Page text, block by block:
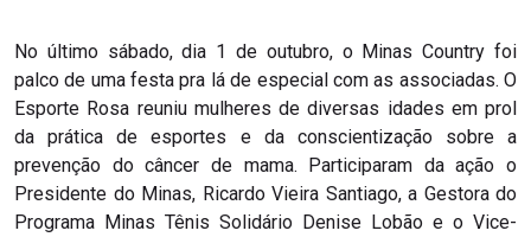
No último sábado, dia 1 de outubro, o Minas Country foi
palco de uma festa pra lá de especial com as associadas. O
Esporte Rosa reuniu mulheres de diversas idades em prol
da prática de esportes e da conscientização sobre a
prevenção do câncer de mama. Participaram da ação o
Presidente do Minas, Ricardo Vieira Santiago, a Gestora do
Programa Minas Tênis Solidário Denise Lobão e o Vice-